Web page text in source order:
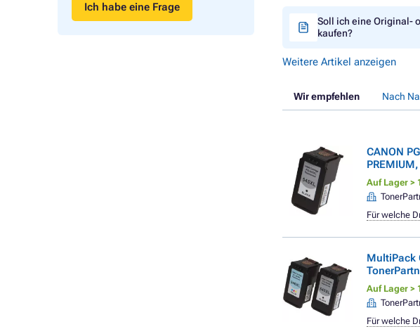
Ich habe eine Frage
Soll ich eine Original-
kaufen?
Weitere Artikel anzeigen
Wir empfehlen Nach
CANON
Auf Lager >
Für welche
MultiPack
Auf Lager >
Für welche